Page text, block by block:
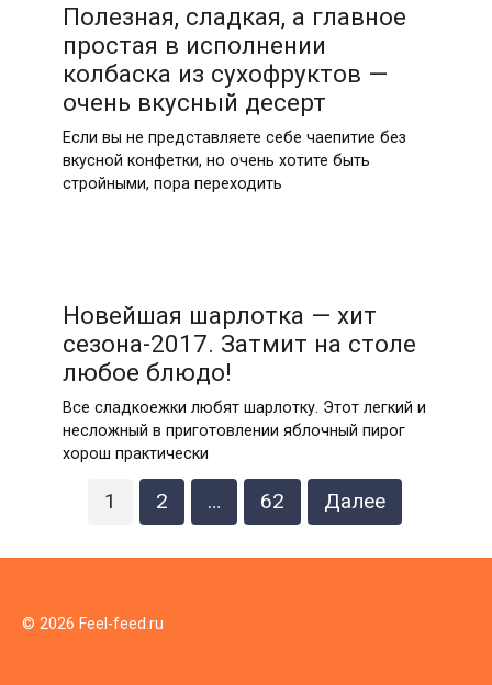
Полезная, сладкая, а главное
простая в исполнении
колбаска из сухофруктов —
очень вкусный десерт
Если вы не представляете себе чаепитие без
вкусной конфетки, но очень хотите быть
стройными, пора переходить
Новейшая шарлотка — хит
сезона-2017. Затмит на столе
любое блюдо!
Все сладкоежки любят шарлотку. Этот легкий и
несложный в приготовлении яблочный пирог
хорош практически
1 2 … 62 Далее
© 2026 Feel-feed.ru